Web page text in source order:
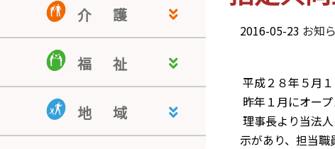
介 護
介護老人保健施設 ドミール南陽
介護付有料老人ホーム ヒルサイ
ド羽黒
認知症対応型共同生活介護 ぬく
もりの家
居宅介護支援事業所
ほのぼのケアサービス
福 祉
地域活動支援センター・指定相
談支援事業所 ライフサポートと
まり木
共同生活援助事業所 くぬぎ荘
就労継続支援B型事業所 公徳会
就労支援センター
地 域
2016-05-23 お知
平成２８年５月
昨年１月にオー
理事長より当法
示があり、担当職